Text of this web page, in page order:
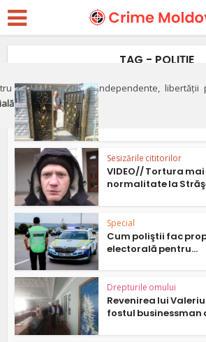
apărarea justiției independente, libertății
TAG - POLIŢIE
Corupție
Sesizările cititorilor
VIDEO// Tortura
normalitate la
Special
Cum poliştii fac
electorală pentru...
Drepturile omului
Revenirea lui Valeriu
fostul businessman